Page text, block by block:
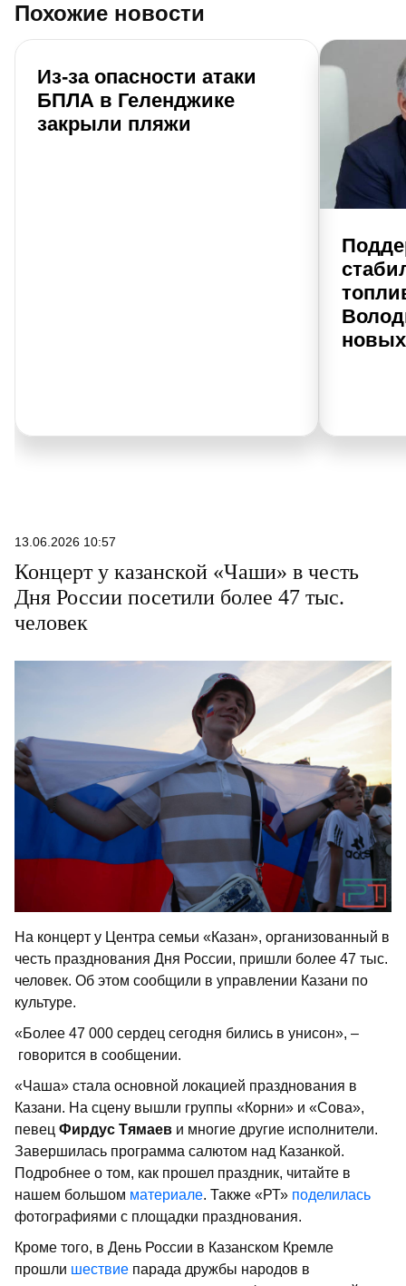
Похожие новости
Из-за опасности атаки
БПЛА в Геленджике
закрыли пляжи
новых
13.06.2026 10:57
Концерт у казанской «Чаши» в честь
Дня России посетили более 47 тыс.
человек
На концерт у Центра семьи «Казан», организованный в
честь празднования Дня России, пришли более 47 тыс.
человек. Об этом сообщили в управлении Казани по
культуре.
«Более 47 000 сердец сегодня бились в унисон», –
говорится в сообщении.
«Чаша» стала основной локацией празднования в
Казани. На сцену вышли группы «Корни» и «Сова»,
певец Фирдус Тямаев и многие другие исполнители.
Завершилась программа салютом над Казанкой.
Подробнее о том, как прошел праздник, читайте в
нашем большом материале. Также «РТ» поделилась
фотографиями с площадки празднования.
Кроме того, в День России в Казанском Кремле
прошли шествие парада дружбы народов в